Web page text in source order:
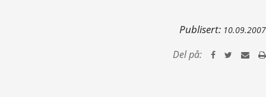
Publisert: 10.09.2007
Del på: